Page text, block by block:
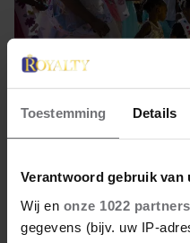
Toestemming Details
Verantwoord gebruik van
Wij en onze 1022 partners
gegevens (bijv. uw IP-
19 augustus 2022
PRACHTIG!